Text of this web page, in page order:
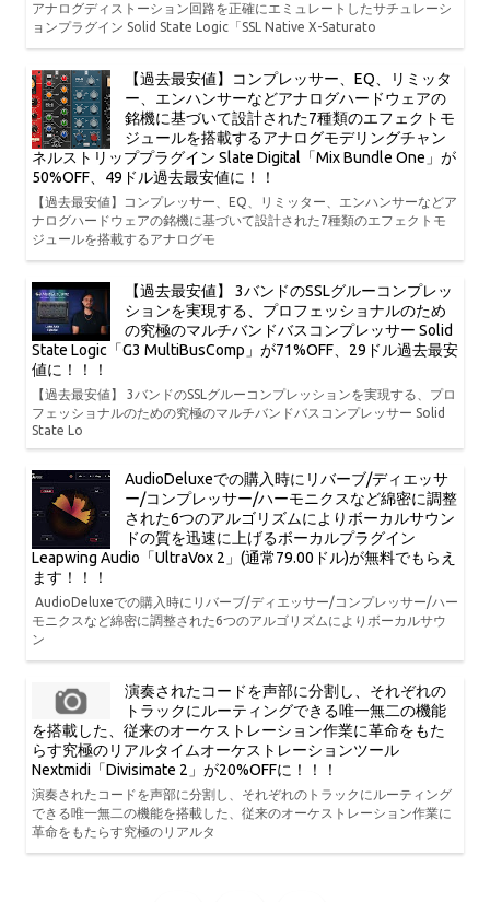
アナログディストーション回路を正確にエミュレートしたサチュレーシ
ョンプラグイン Solid State Logic「SSL Native X-Saturato
【過去最安値】コンプレッサー、EQ、リミッタ
ー、エンハンサーなどアナログハードウェアの
銘機に基づいて設計された7種類のエフェクトモ
ジュールを搭載するアナログモデリングチャン
ネルストリッププラグイン Slate Digital「Mix Bundle One」が
50%OFF、49ドル過去最安値に！！
【過去最安値】コンプレッサー、EQ、リミッター、エンハンサーなどア
ナログハードウェアの銘機に基づいて設計された7種類のエフェクトモ
ジュールを搭載するアナログモ
【過去最安値】 3バンドのSSLグルーコンプレッ
ションを実現する、プロフェッショナルのため
の究極のマルチバンドバスコンプレッサー Solid
State Logic「G3 MultiBusComp」が71%OFF、29ドル過去最安
値に！！！
【過去最安値】 3バンドのSSLグルーコンプレッションを実現する、プロ
フェッショナルのための究極のマルチバンドバスコンプレッサー Solid
State Lo
AudioDeluxeでの購入時にリバーブ/ディエッサ
ー/コンプレッサー/ハーモニクスなど綿密に調整
された6つのアルゴリズムによりボーカルサウン
ドの質を迅速に上げるボーカルプラグイン
Leapwing Audio「UltraVox 2」(通常79.00ドル)が無料でもらえ
ます！！！
AudioDeluxeでの購入時にリバーブ/ディエッサー/コンプレッサー/ハー
モニクスなど綿密に調整された6つのアルゴリズムによりボーカルサウ
ン
演奏されたコードを声部に分割し、それぞれの
トラックにルーティングできる唯一無二の機能
を搭載した、従来のオーケストレーション作業に革命をもた
らす究極のリアルタイムオーケストレーションツール
Nextmidi「Divisimate 2」が20%OFFに！！！
演奏されたコードを声部に分割し、それぞれのトラックにルーティング
できる唯一無二の機能を搭載した、従来のオーケストレーション作業に
革命をもたらす究極のリアルタ